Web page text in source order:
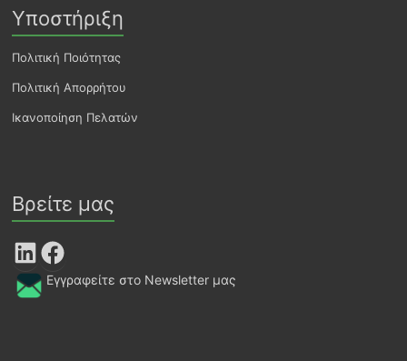
Υποστήριξη
Πολιτική Ποιότητας
Πολιτική Απορρήτου
Ικανοποίηση Πελατών
Βρείτε μας
LinkedIn Facebook
Εγγραφείτε στο Newsletter μας